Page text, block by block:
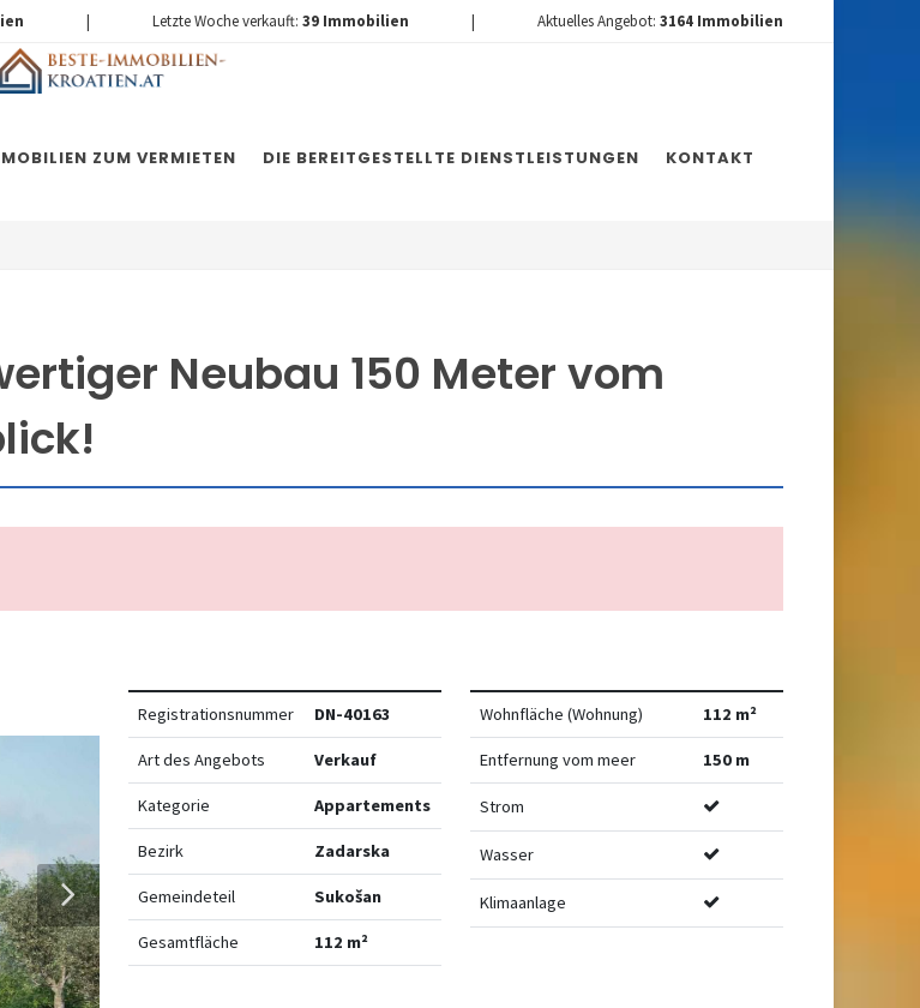
| Letzte Woche verkauft: 39 Immobilien | Aktuelles Angebot: 3164 Immobilien
ZUM VERMIETEN DIE BEREITGESTELLTE DIENSTLEISTUNGEN KONTAKT
Neubau 150 Meter vom
Registrationsnummer DN-40163
Art des Angebots Verkauf
Kategorie Appartements
Bezirk Zadarska
Gemeindeteil Sukošan
Gesamtfläche 112 m²
Wohnfläche (Wohnung) 112 m²
Entfernung vom meer 150 m
Strom
Wasser
Klimaanlage